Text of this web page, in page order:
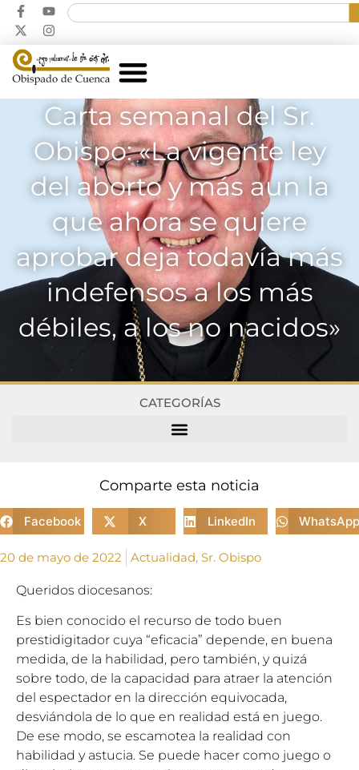
Carta semanal del Sr.
Obispo: «La vigente ley
del aborto y más aun la
que ahora se quiere
aprobar deja todavía más
indefensos a los más
débiles, a los no nacidos»
CATEGORÍAS
Comparte esta noticia
Facebook X LinkedIn WhatsApp
20 de mayo de 2022 Actualidad, Sr. Obispo
Queridos diocesanos:
Es bien conocido el recurso de todo buen
prestidigitador cuya “eficacia” depende, en buena
medida, de la habilidad, pero también, y quizá
sobre todo, de la capacidad para atraer la atención
del espectador en la dirección equivocada,
desviándola de lo que en realidad está en juego.
De ese modo, se escamotea la realidad con
habilidad y astucia. Se puede hacer como juego o